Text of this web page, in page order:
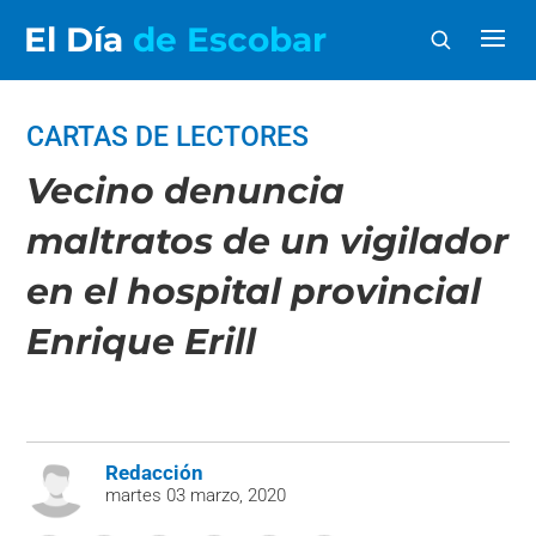
El Día de Escobar
CARTAS DE LECTORES
Vecino denuncia
maltratos de un vigilador
en el hospital provincial
Enrique Erill
Redacción
martes 03 marzo, 2020